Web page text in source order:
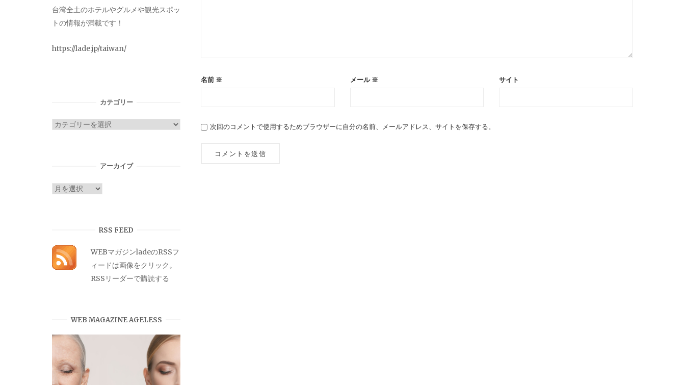
名前 ※ メール ※ サイト
次回のコメントで使用するためブラウザーに自分の名前、メールアドレス、サイトを保存する。
台湾全土のホテルやグルメや観光スポッ
トの情報が満載です！
https://lade.jp/taiwan/
カテゴリー
カ
アーカイブ
ア
RSS FEED
WEBマガジンladeのRSSフ
ィードは画像をクリック。
RSSリーダーで購読する
WEB MAGAZINE AGELESS